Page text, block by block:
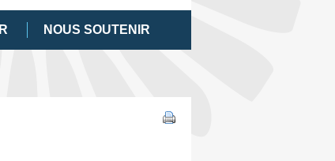
NOUS SOUTENIR